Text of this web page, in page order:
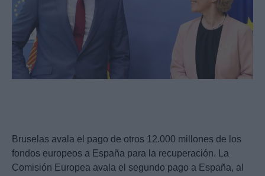
Bruselas avala el pago de otros 12.000 millones de los
fondos europeos a España para la recuperación. La
Comisión Europea avala el segundo pago a España, al